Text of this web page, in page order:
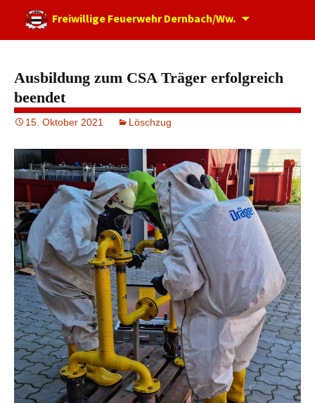
Freiwillige Feuerwehr Dernbach/Ww.
Ausbildung zum CSA Träger erfolgreich
beendet
15. Oktober 2021 Löschzug